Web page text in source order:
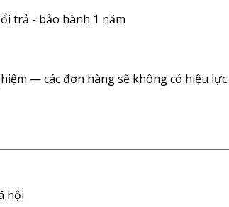
trả - bảo hành 1 năm
— các đơn hàng sẽ không có hiệu lực.
hội